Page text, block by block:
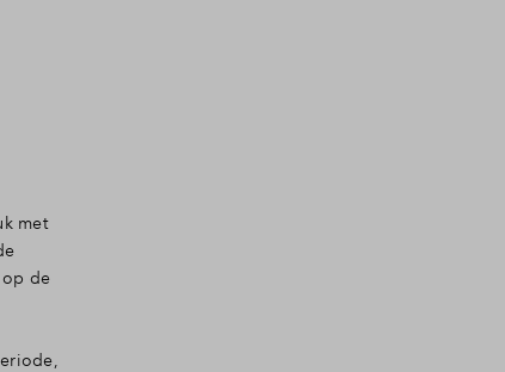
met
op de